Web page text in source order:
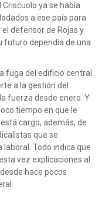
ya se había
a ese país para
defensor de Rojas y
futuro dependía de una
fuga del edificio central
a la gestión del
fuerza desde enero. Y
tiempo en que le
cargo, además, de
que se
Todo indica que
vez explicaciones al
hace pocos